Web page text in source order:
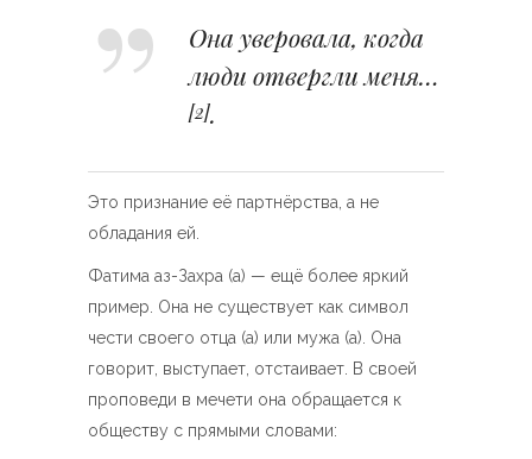
Она уверовала, когда
люди отвергли меня…
[2].
Это признание её партнёрства, а не
обладания ей.
Фатима аз-Захра (а) — ещё более яркий
пример. Она не существует как символ
чести своего отца (а) или мужа (а). Она
говорит, выступает, отстаивает. В своей
проповеди в мечети она обращается к
обществу с прямыми словами: